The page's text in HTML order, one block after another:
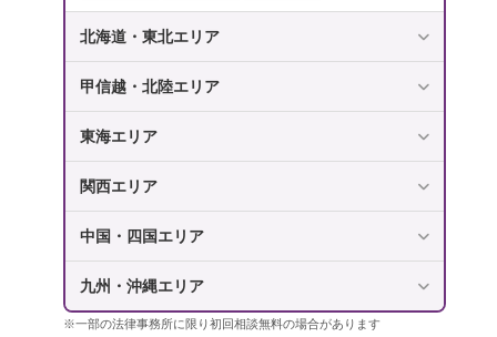
ケースにあわせた養育費の適正額がわかる
養育費をスムーズに決められるようになる
相手との交渉を弁護士に代わってもらうこと
未払いが発生しにくいように対処してくれる
精神的な負担を軽減できる
さいごに｜養育費の悩みはなるべく早く弁護士
に相談を！
北海道・東北エリア
甲信越・北陸エリア
東海エリア
関西エリア
中国・四国エリア
九州・沖縄エリア
※一部の法律事務所に限り初回相談無料の場合があります